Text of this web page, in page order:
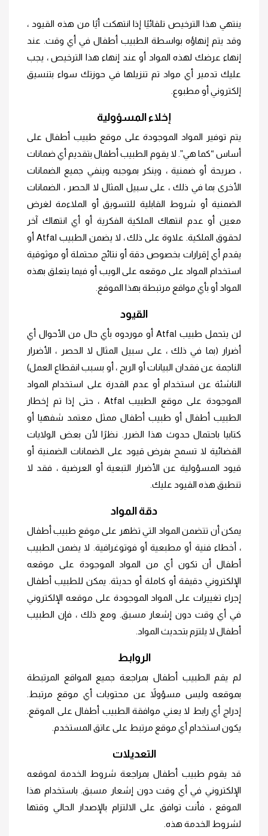
ينتهي هذا الترخيص تلقائيًا إذا انتهكت أيًا من هذه القيود ،
وقد يتم إنهاؤه بواسطة الطبيب أطفال في أي وقت. عند
إنهاء عرضك لهذه المواد أو عند إنهاء هذا الترخيص ، يجب
عليك تدمير أي مواد تم تنزيلها في حوزتك سواء بتنسيق
إلكتروني أو مطبوع.
إخلاء المسؤولية
يتم توفير المواد الموجودة على موقع طبيب أطفال على
أساس “كما هي”. لا يقوم الطبيب أطفال بتقديم أي ضمانات
، صريحة أو ضمنية ، وينكر بموجبه وينفي جميع الضمانات
الأخرى بما في ذلك ، على سبيل المثال لا الحصر ، الضمانات
الضمنية أو شروط القابلية للتسويق أو الملاءمة لغرض
معين أو عدم انتهاك الملكية الفكرية أو أي انتهاك آخر
لحقوق الملكية. علاوة على ذلك ، لا يضمن الطبيب Atfal أو
يقدم أي إقرارات بخصوص دقة أو نتائج محتملة أو موثوقية
استخدام المواد على موقعه على الويب أو فيما يتعلق بهذه
المواد أو بأي مواقع مرتبطة بهذا الموقع.
القيود
لن يتحمل طبيب Atfal أو موردوه بأي حال من الأحوال أي
أضرار (بما في ذلك ، على سبيل المثال لا الحصر ، الأضرار
الناجمة عن فقدان البيانات أو الربح ، أو بسبب انقطاع العمل)
الناشئة عن استخدام أو عدم القدرة على استخدام المواد
الموجودة على موقع الطبيب Atfal ، حتى إذا تم إخطار
الطبيب أطفال أو طبيب أطفال ممثل معتمد شفهيا أو
كتابيا باحتمال حدوث هذا الضرر. نظرًا لأن بعض الولايات
القضائية لا تسمح بفرض قيود على الضمانات الضمنية أو
قيود المسؤولية عن الأضرار التبعية أو العرضية ، فقد لا
تنطبق هذه القيود عليك.
دقة المواد
يمكن أن تتضمن المواد التي تظهر على موقع طبيب أطفال
، أخطاء فنية أو مطبعية أو فوتوغرافية. لا يضمن الطبيب
أطفال أن تكون أي من المواد الموجودة على موقعه
الإلكتروني دقيقة أو كاملة أو حديثة. يمكن للطبيب أطفال
إجراء تغييرات على المواد الموجودة على موقعه الإلكتروني
في أي وقت دون إشعار مسبق. ومع ذلك ، فإن الطبيب
أطفال لا يلتزم بتحديث المواد.
الروابط
لم يقم الطبيب أطفال بمراجعة جميع المواقع المرتبطة
بموقعه وليس مسؤولاً عن محتويات أي موقع مرتبط.
إدراج أي رابط لا يعني موافقة الطبيب أطفال على الموقع.
يكون استخدام أي موقع مرتبط على عاتق المستخدم.
التعديلات
قد يقوم طبيب أطفال بمراجعة شروط الخدمة لموقعه
الإلكتروني في أي وقت دون إشعار مسبق. باستخدام هذا
الموقع ، فأنت توافق على الالتزام بالإصدار الحالي وقتها
لشروط الخدمة هذه.